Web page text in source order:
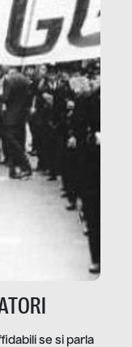
se si parla